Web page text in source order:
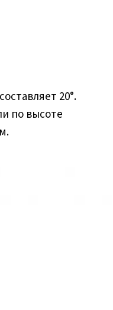
20°.
по высоте